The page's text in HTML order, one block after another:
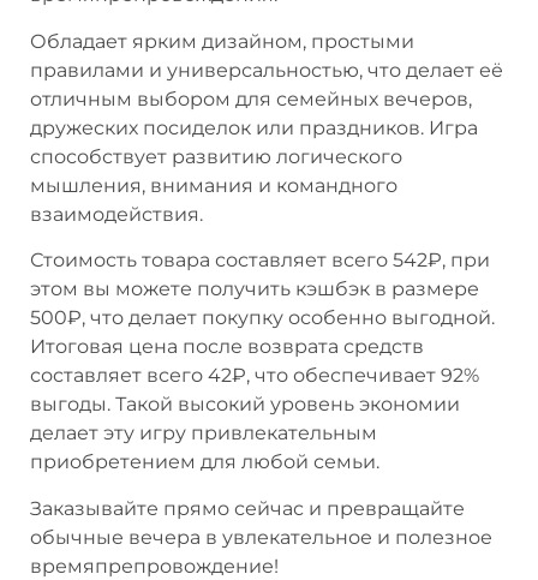
Обладает ярким дизайном, простыми
правилами и универсальностью, что делает её
отличным выбором для семейных вечеров,
дружеских посиделок или праздников. Игра
способствует развитию логического
мышления, внимания и командного
взаимодействия.
Стоимость товара составляет всего 542₽, при
этом вы можете получить кэшбэк в размере
500₽, что делает покупку особенно выгодной.
Итоговая цена после возврата средств
составляет всего 42₽, что обеспечивает 92%
выгоды. Такой высокий уровень экономии
делает эту игру привлекательным
приобретением для любой семьи.
Заказывайте прямо сейчас и превращайте
обычные вечера в увлекательное и полезное
времяпрепровождение!